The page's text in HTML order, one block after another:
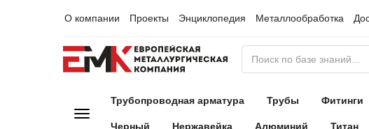
О компании Проекты Энциклопедия Металлообработка
Трубопроводная арматура Трубы Фитинги
Черный Нержавейка Алюминий Титан